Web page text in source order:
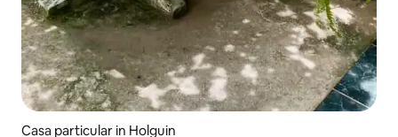
Casa particular in Holguin